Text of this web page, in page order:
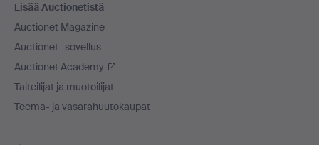
Lisää Auctionetistä
Auctionet Magazine
Auctionet -sovellus
Auctionet Academy
Taiteilijat ja muotoilijat
Teema- ja vasarahuutokaupat